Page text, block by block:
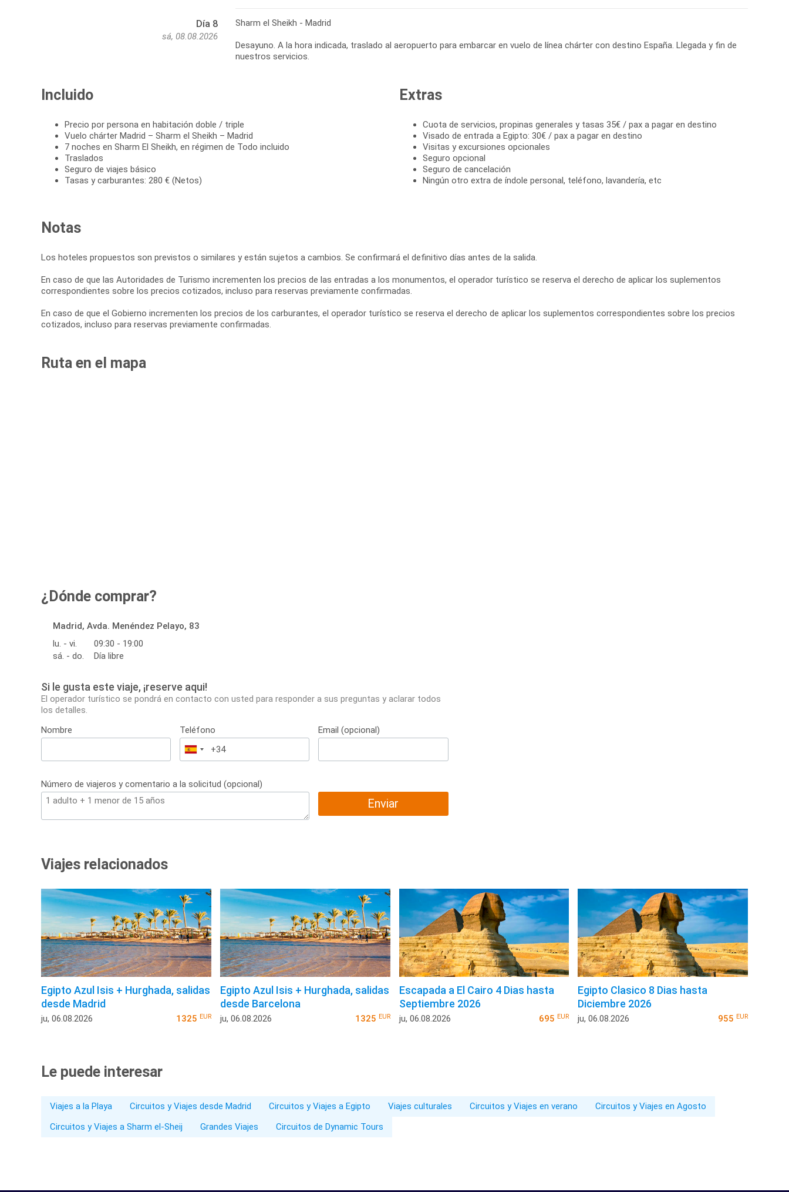
Día 8
sá, 08.08.2026
Sharm el Sheikh - Madrid
Desayuno. A la hora indicada, traslado al aeropuerto para embarcar en vuelo de línea chárter con destino España. Llegada y fin de
nuestros servicios.
Incluido
Precio por persona en habitación doble / triple
Vuelo chárter Madrid – Sharm el Sheikh – Madrid
7 noches en Sharm El Sheikh, en régimen de Todo incluido
Traslados
Seguro de viajes básico
Tasas y carburantes: 280 € (Netos)
Extras
Cuota de servicios, propinas generales y tasas 35€ / pax a pagar en destino
Visado de entrada a Egipto: 30€ / pax a pagar en destino
Visitas y excursiones opcionales
Seguro opcional
Seguro de cancelación
Ningún otro extra de índole personal, teléfono, lavandería, etc
Notas
Los hoteles propuestos son previstos o similares y están sujetos a cambios. Se confirmará el definitivo días antes de la salida.
En caso de que las Autoridades de Turismo incrementen los precios de las entradas a los monumentos, el operador turístico se reserva el derecho de aplicar los suplementos
correspondientes sobre los precios cotizados, incluso para reservas previamente confirmadas.
En caso de que el Gobierno incrementen los precios de los carburantes, el operador turístico se reserva el derecho de aplicar los suplementos correspondientes sobre los precios
cotizados, incluso para reservas previamente confirmadas.
Ruta en el mapa
¿Dónde comprar?
Madrid, Avda. Menéndez Pelayo, 83
lu. - vi.
09:30 - 19:00
sá. - do.
Día libre
Si le gusta este viaje, ¡reserve aqui!
El operador turístico se pondrá en contacto con usted para responder a sus preguntas y aclarar todos
los detalles.
Nombre
Teléfono
España
+34
Email (opcional)
Número de viajeros y comentario a la solicitud (opcional)
Enviar
Viajes relacionados
Egipto Azul Isis + Hurghada, salidas
desde Madrid
ju, 06.08.2026 1325 EUR
Egipto Azul Isis + Hurghada, salidas
desde Barcelona
ju, 06.08.2026 1325 EUR
Escapada a El Cairo 4 Dias hasta
Septiembre 2026
ju, 06.08.2026 695EUR
Egipto Clasico 8 Dias hasta
Diciembre 2026
ju, 06.08.2026 955 EUR
Le puede interesar
Viajes a la Playa Circuitos y Viajes desde Madrid Circuitos y Viajes a Egipto Viajes culturales Circuitos y Viajes en verano
Circuitos y Viajes en Agosto
Circuitos y Viajes a Sharm el-Sheij
Grandes Viajes Circuitos de Dynamic Tours